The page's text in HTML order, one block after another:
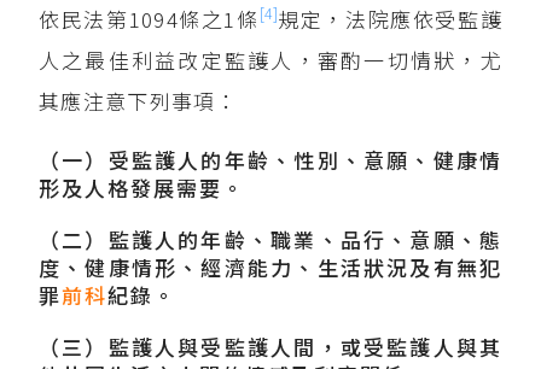
依民法第1094條之1條 [4]規定，法院應依受監護
人之最佳利益改定監護人，審酌一切情狀，尤
其應注意下列事項：
（一）受監護人的年齡、性別、意願、健康情
形及人格發展需要。
（二）監護人的年齡、職業、品行、意願、態
度、健康情形、經濟能力、生活狀況及有無犯
罪前科紀錄。
（三）監護人與受監護人間，或受監護人與其